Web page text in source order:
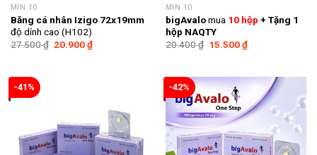
MIN 10
Băng cá nhân Izigo 72x19mm
độ dính cao (H102)
27.500₫ Giá
20.900₫Giá
hiện
MIN 10
bigAvalomua 10 hộp + Tặng 1
hộp NAQTY
20.400₫ Giá
15.500₫Giá
hiện
15.500 ₫.
-41% -42%